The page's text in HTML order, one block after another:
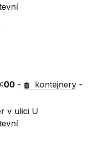
- kontejnery -
v ulici U